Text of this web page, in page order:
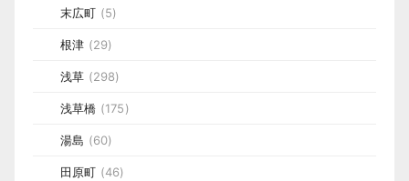
末広町 (5)
根津 (29)
浅草 (298)
浅草橋 (175)
湯島 (60)
田原町 (46)